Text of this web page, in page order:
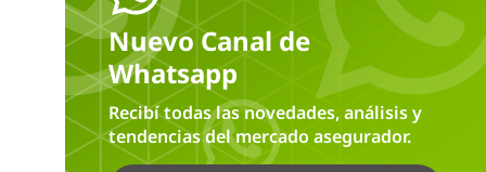
Nuevo Canal de
Whatsapp
Recibí todas las novedades, análisis y
tendencias del mercado asegurador.